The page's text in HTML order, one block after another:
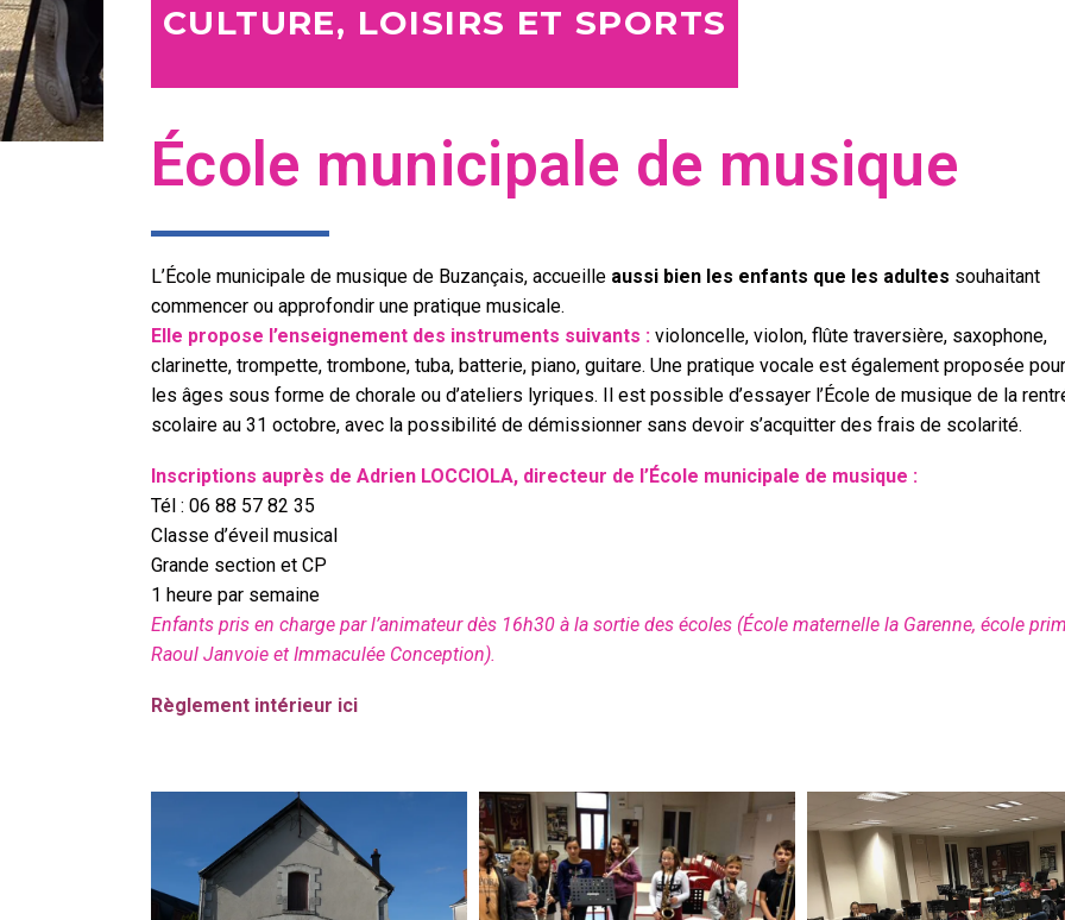
CULTURE, LOISIRS ET SPORTS
École municipale de musique
L’École municipale de musique de Buzançais, accueille aussi bien les enfants que les adultes souhaitant
commencer ou approfondir une pratique musicale.
Elle propose l’enseignement des instruments suivants : violoncelle, violon, flûte traversière, saxophone,
clarinette, trompette, trombone, tuba, batterie, piano, guitare. Une pratique vocale est également proposée
les âges sous forme de chorale ou d’ateliers lyriques. Il est possible d’essayer l’École de musique de la
scolaire au 31 octobre, avec la possibilité de démissionner sans devoir s’acquitter des frais de scolarité.
Inscriptions auprès de Adrien LOCCIOLA, directeur de l’École municipale de musique :
Tél : 06 88 57 82 35
Classe d’éveil musical
Grande section et CP
1 heure par semaine
Enfants pris en charge par l’animateur dès 16h30 à la sortie des écoles (École maternelle la Garenne, école
Raoul Janvoie et Immaculée Conception).
Règlement intérieur ici